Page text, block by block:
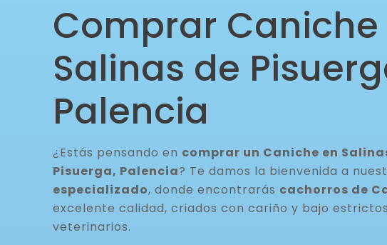
Comprar Caniche
Salinas de
Palencia
¿Estás pensando en comprar un Caniche en
Pisuerga, Palencia? Te damos la bienvenida a
especializado, donde encontrarás cachorros de
excelente calidad, criados con cariño y bajo
veterinarios.